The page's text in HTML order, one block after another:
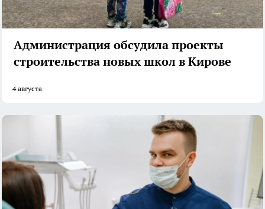
Администрация обсудила проекты
строительства новых школ в Кирове
4 августа